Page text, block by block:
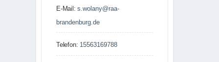
E-Mail:s.wolany@raa-
brandenburg.de
Telefon: 15563169788